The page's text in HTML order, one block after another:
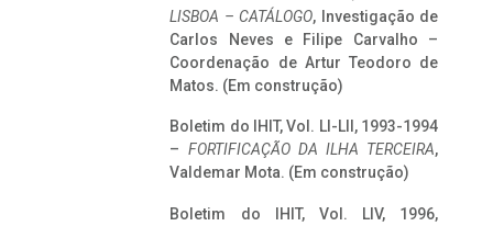
LISBOA – CATÁLOGO, Investigação de
Carlos Neves e Filipe Carvalho –
Coordenação de Artur Teodoro de
Matos. (Em construção)
Boletim do IHIT, Vol. LI-LII, 1993-1994
– FORTIFICAÇÃO DA ILHA TERCEIRA,
Valdemar Mota. (Em construção)
Boletim do IHIT, Vol. LIV, 1996,